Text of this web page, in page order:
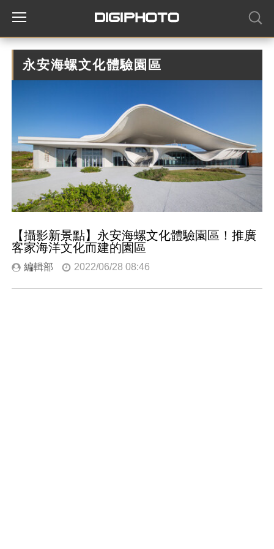
永安海螺文化體驗園區
【攝影新景點】永安海螺文化體驗園區！推廣
客家海洋文化而建的園區
編輯部 2022/06/28 08:46